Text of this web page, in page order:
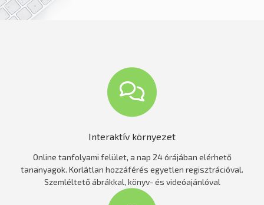
Interaktív környezet
Online tanfolyami felület, a nap 24 órájában elérhető
tananyagok. Korlátlan hozzáférés egyetlen regisztrációval.
Szemléltető ábrákkal, könyv- és videóajánlóval